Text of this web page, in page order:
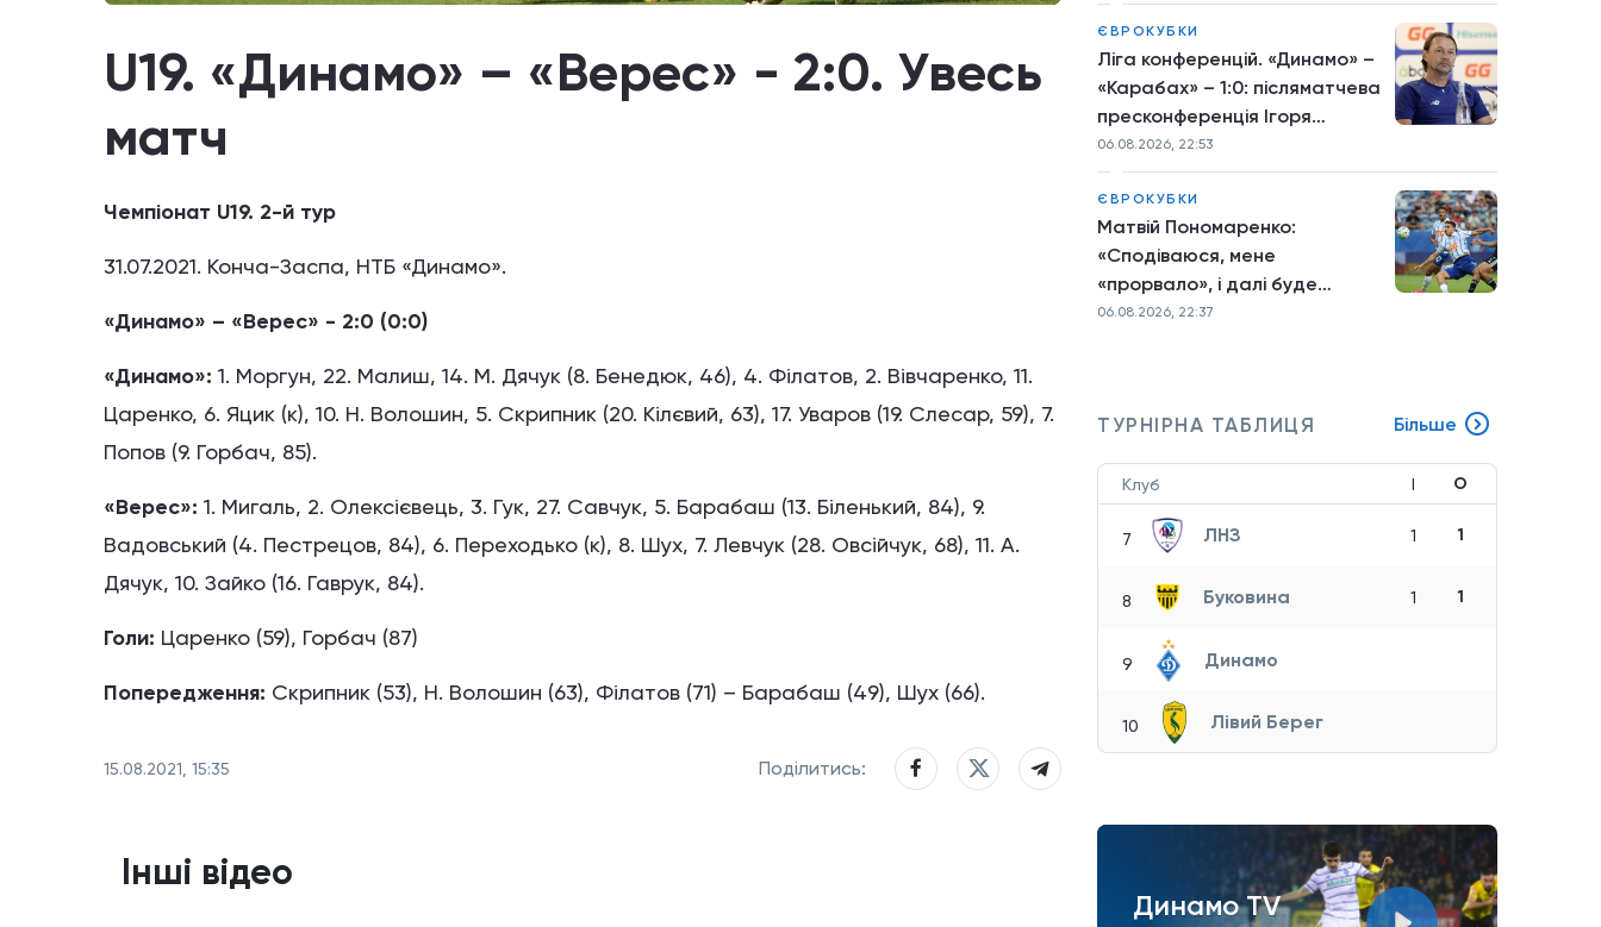
U19. «Динамо» – «Верес» - 2:0. Увесь
матч
Чемпіонат U19. 2-й тур
31.07.2021. Конча-Заспа, НТБ «Динамо».
«Динамо» – «Верес» - 2:0 (0:0)
«Динамо»: 1. Моргун, 22. Малиш, 14. М. Дячук (8. Бенедюк, 46), 4. Філатов, 2. Вівчаренко, 11.
Царенко, 6. Яцик (к), 10. Н. Волошин, 5. Скрипник (20. Кілєвий, 63), 17. Уваров (19. Слесар, 59), 7.
Попов (9. Горбач, 85).
«Верес»: 1. Мигаль, 2. Олексієвець, 3. Гук, 27. Савчук, 5. Барабаш (13. Біленький, 84), 9.
Вадовський (4. Пестрецов, 84), 6. Переходько (к), 8. Шух, 7. Левчук (28. Овсійчук, 68), 11. А.
Дячук, 10. Зайко (16. Гаврук, 84).
Голи: Царенко (59), Горбач (87)
Попередження: Скрипник (53), Н. Волошин (63), Філатов (71) – Барабаш (49), Шух (66).
15.08.2021, 15:35 Поділитись:
Інші відео
ЄВРОКУБКИ
Ліга конференцій. «Динамо» –
«Карабах» – 1:0: післяматчева
пресконференція Ігоря
Костюка
06.08.2026, 22:53
ЄВРОКУБКИ
Матвій Пономаренко:
«Сподіваюся, мене
«прорвало», і далі буде
більше»
06.08.2026, 22:37
ТУРНІРНА ТАБЛИЦЯ Більше
Клуб І О
7 ЛНЗ 1 1
8 Буковина 1 1
9 Динамо
10 Лівий Берег
Динамо TV